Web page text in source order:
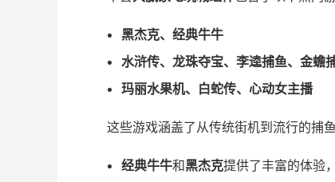
黑杰克、经典牛牛
水浒传、龙珠夺宝、李逵捕鱼、金蟾
玛丽水果机、白蛇传、心动女主播
这些游戏涵盖了从传统街机到流行的捕
经典牛牛和黑杰克提供了丰富的体验